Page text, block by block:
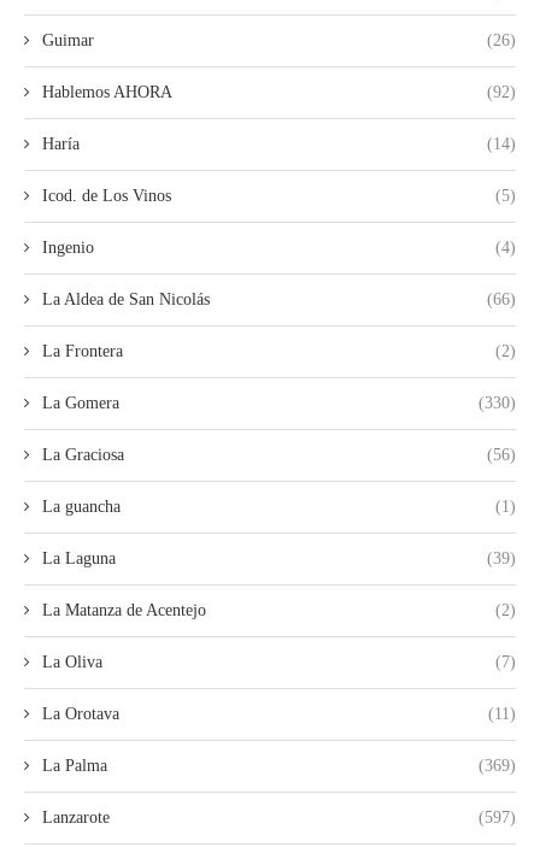
Guimar (26)
Hablemos AHORA (92)
Haría (14)
Icod. de Los Vinos (5)
Ingenio (4)
La Aldea de San Nicolás (66)
La Frontera (2)
La Gomera (330)
La Graciosa (56)
La guancha (1)
La Laguna (39)
La Matanza de Acentejo (2)
La Oliva (7)
La Orotava (11)
La Palma (369)
Lanzarote (597)